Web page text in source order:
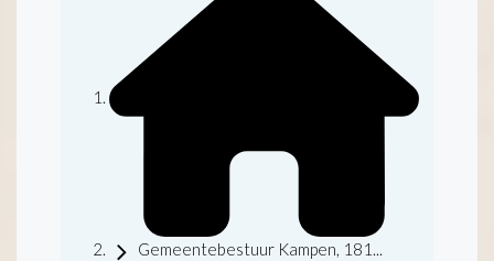
Gemeentebestuur Kampen, 181...